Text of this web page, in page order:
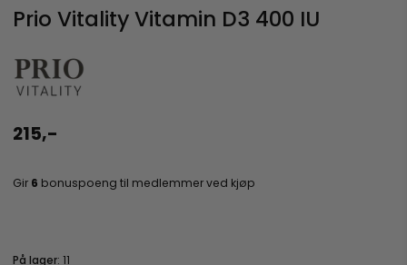
Prio Vitality Vitamin D3 400 IU
215,-
Gir 6 bonuspoeng til medlemmer ved kjøp
På lager: 11